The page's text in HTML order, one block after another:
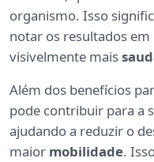
organismo. Isso
notar os resultados
visivelmente mais
Além dos benefícios
pode contribuir para a
ajudando a reduzir o
maior mobilidade.